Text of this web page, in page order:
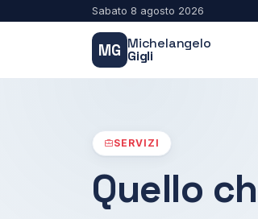
Sabato 8 agosto 2026
MG Michelangelo
Gigli
SERVIZI
Quello